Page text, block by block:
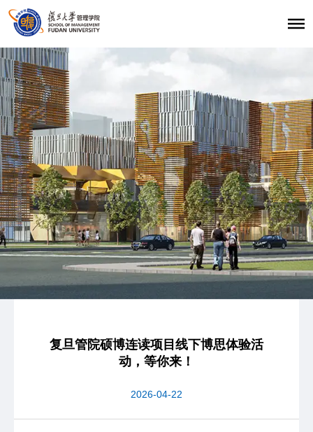
首页
招生报考
职业发展
学生发展
学生活动
学生风采
复旦管院硕博连读项目线下博思体验活
动，等你来！
2026-04-22